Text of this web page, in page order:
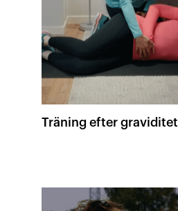
Träning efter graviditet